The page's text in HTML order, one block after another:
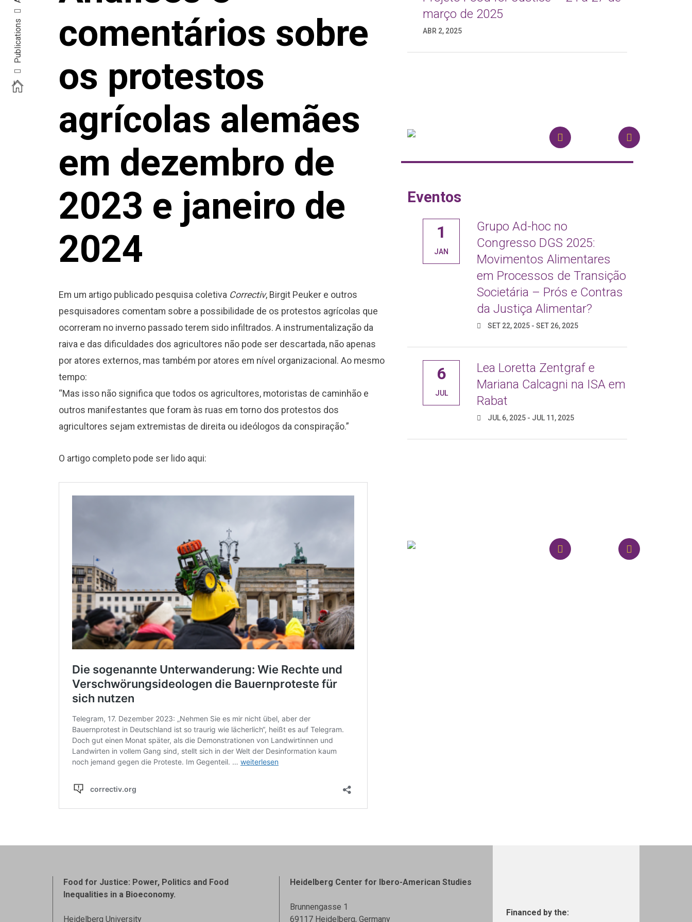
Publications
comentários sobre
os protestos
agrícolas alemães
em dezembro de
2023 e janeiro de
2024
Em um artigo publicado pesquisa coletiva Correctiv, Birgit Peuker e outros
pesquisadores comentam sobre a possibilidade de os protestos agrícolas que
ocorreram no inverno passado terem sido infiltrados. A instrumentalização da
raiva e das dificuldades dos agricultores não pode ser descartada, não apenas
por atores externos, mas também por atores em nível organizacional. Ao mesmo
tempo:
“Mas isso não significa que todos os agricultores, motoristas de caminhão e
outros manifestantes que foram às ruas em torno dos protestos dos
agricultores sejam extremistas de direita ou ideólogos da conspiração.”
O artigo completo pode ser lido aqui:
março de 2025
ABR 2, 2025
Eventos
no contexto da mudança
estrutural
JAN 11, 2023
1
JAN
Grupo Ad-hoc no
Congresso DGS 2025:
Movimentos Alimentares
em Processos de Transição
Societária – Prós e Contras
da Justiça Alimentar?
SET 22, 2025 - SET 26, 2025
6
JUL
Lea Loretta Zentgraf e
Mariana Calcagni na ISA em
Rabat
JUL 6, 2025 - JUL 11, 2025
Food for Justice: Power, Politics and Food
Inequalities in a Bioeconomy.
Heidelberg University
Heidelberg Center for Ibero-American Studies
Brunnengasse 1
69117 Heidelberg, Germany
Financed by the: